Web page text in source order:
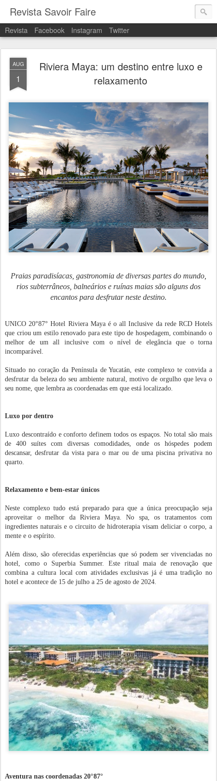
Revista Savoir Faire
Revista Facebook Instagram Twitter
AUG
1
Riviera Maya: um destino entre luxo e
relaxamento
Praias paradisíacas, gastronomia de diversas partes do mundo,
rios subterrâneos, balneários e ruínas maias são alguns dos
encantos para desfrutar neste destino.
UNICO 20°87° Hotel Riviera Maya é o all Inclusive da rede RCD Hotels
que criou um estilo renovado para este tipo de hospedagem, combinando o
melhor de um all inclusive com o nível de elegância que o torna
incomparável.
Situado no coração da Península de Yucatán, este complexo te convida a
desfrutar da beleza do seu ambiente natural, motivo de orgulho que leva o
seu nome, que lembra as coordenadas em que está localizado.
Luxo por dentro
Luxo descontraído e conforto definem todos os espaços. No total são mais
de 400 suítes com diversas comodidades, onde os hóspedes podem
descansar, desfrutar da vista para o mar ou de uma piscina privativa no
quarto.
Relaxamento e bem-estar únicos
Neste complexo tudo está preparado para que a única preocupação seja
aproveitar o melhor da Riviera Maya. No spa, os tratamentos com
ingredientes naturais e o circuito de hidroterapia visam deliciar o corpo, a
mente e o espírito.
Além disso, são oferecidas experiências que só podem ser vivenciadas no
hotel, como o Superbia Summer. Este ritual maia de renovação que
combina a cultura local com atividades exclusivas já é uma tradição no
hotel e acontece de 15 de julho a 25 de agosto de 2024.
Aventura nas coordenadas 20°87°